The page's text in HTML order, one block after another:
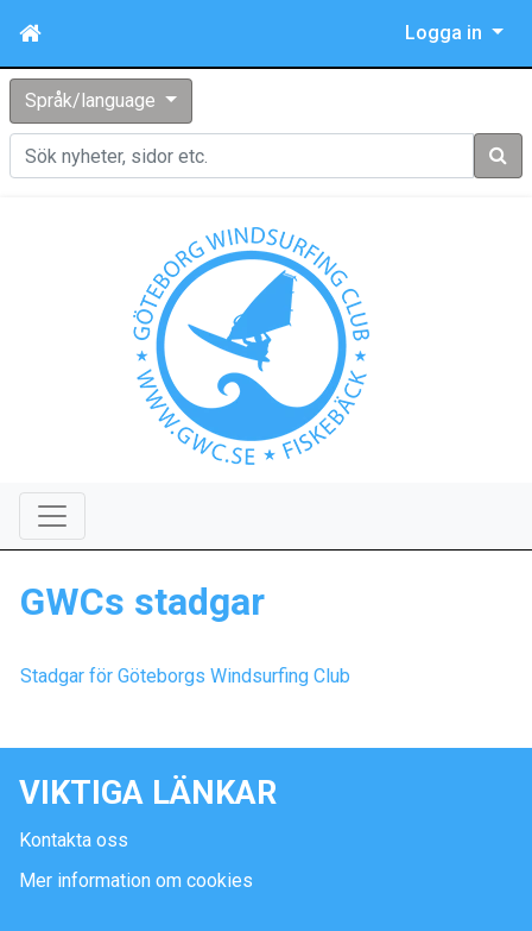
Logga in
Språk/language
Sök
GWCs stadgar
Stadgar för Göteborgs Windsurfing Club
VIKTIGA LÄNKAR
Kontakta oss
Mer information om cookies